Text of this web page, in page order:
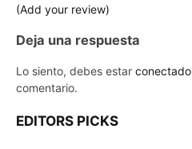
(Add your review)
Deja una respuesta
Lo siento, debes estar conectado
comentario.
EDITORS PICKS